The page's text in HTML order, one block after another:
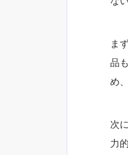
ま
品
め
次
力